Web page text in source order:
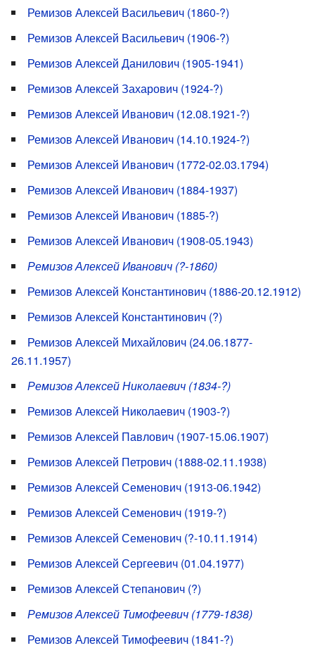
Ремизов Алексей Васильевич (1860-?)
Ремизов Алексей Васильевич (1906-?)
Ремизов Алексей Данилович (1905-1941)
Ремизов Алексей Захарович (1924-?)
Ремизов Алексей Иванович (12.08.1921-?)
Ремизов Алексей Иванович (14.10.1924-?)
Ремизов Алексей Иванович (1772-02.03.1794)
Ремизов Алексей Иванович (1884-1937)
Ремизов Алексей Иванович (1885-?)
Ремизов Алексей Иванович (1908-05.1943)
Ремизов Алексей Иванович (?-1860)
Ремизов Алексей Константинович (1886-20.12.1912)
Ремизов Алексей Константинович (?)
Ремизов Алексей Михайлович (24.06.1877-
26.11.1957)
Ремизов Алексей Николаевич (1834-?)
Ремизов Алексей Николаевич (1903-?)
Ремизов Алексей Павлович (1907-15.06.1907)
Ремизов Алексей Петрович (1888-02.11.1938)
Ремизов Алексей Семенович (1913-06.1942)
Ремизов Алексей Семенович (1919-?)
Ремизов Алексей Семенович (?-10.11.1914)
Ремизов Алексей Сергеевич (01.04.1977)
Ремизов Алексей Степанович (?)
Ремизов Алексей Тимофеевич (1779-1838)
Ремизов Алексей Тимофеевич (1841-?)